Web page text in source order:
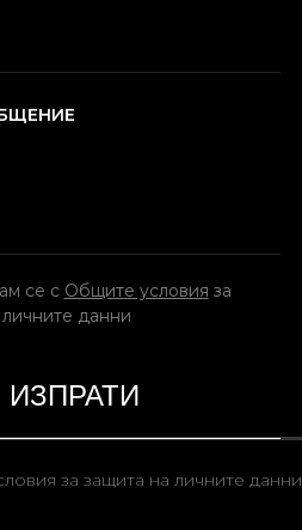
се с Общите условия за
данни
за защита на личните данни